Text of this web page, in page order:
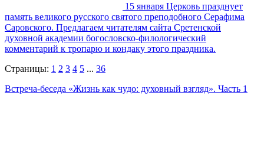
15 января Церковь празднует
память великого русского святого преподобного Серафима
Саровского. Предлагаем читателям сайта Сретенской
духовной академии богословско-филологический
комментарий к тропарю и кондаку этого праздника.
Страницы: 1 2 3 4 5 ... 36
Встреча-беседа «Жизнь как чудо: духовный взгляд». Часть 1